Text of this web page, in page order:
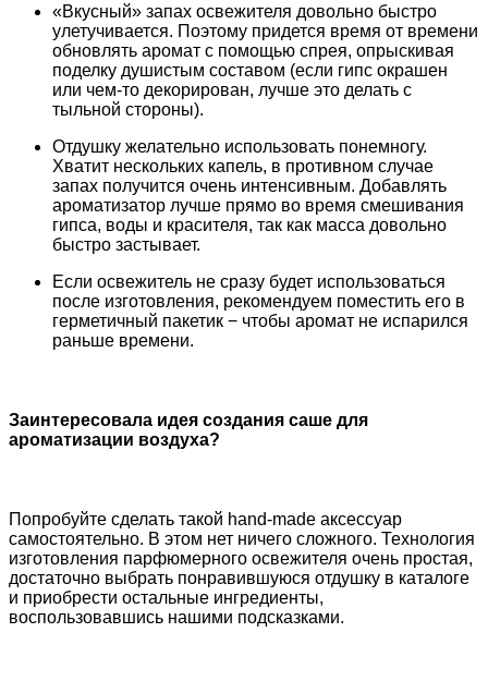
«Вкусный» запах освежителя довольно быстро
улетучивается. Поэтому придется время от времени
обновлять аромат с помощью спрея, опрыскивая
поделку душистым составом (если гипс окрашен
или чем-то декорирован, лучше это делать с
тыльной стороны).
Отдушку желательно использовать понемногу.
Хватит нескольких капель, в противном случае
запах получится очень интенсивным. Добавлять
ароматизатор лучше прямо во время смешивания
гипса, воды и красителя, так как масса довольно
быстро застывает.
Если освежитель не сразу будет использоваться
после изготовления, рекомендуем поместить его в
герметичный пакетик − чтобы аромат не испарился
раньше времени.
Заинтересовала идея создания саше для
ароматизации воздуха?
Попробуйте сделать такой hand-made аксессуар
самостоятельно. В этом нет ничего сложного. Технология
изготовления парфюмерного освежителя очень простая,
достаточно выбрать понравившуюся отдушку в каталоге
и приобрести остальные ингредиенты,
воспользовавшись нашими подсказками.